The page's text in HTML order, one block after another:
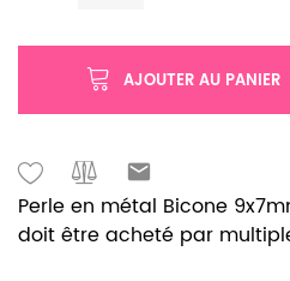
AJOUTER AU PANIER
Perle en métal Bicone
doit être acheté par